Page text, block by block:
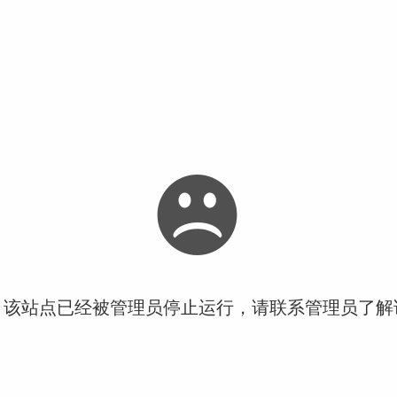
站点已经被管理员停止运行，请联系管理员了